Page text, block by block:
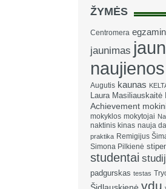
ŽYMĖS
Centromera
jaunimas
naujienos
Augutis kaunas
Laura Masiliauskaitė
Achievement
mokyklos mokytojai
naktinis kinas nauja
praktika Remigijus
Simona Pilkienė
studentai
padgurskas testas
vdu